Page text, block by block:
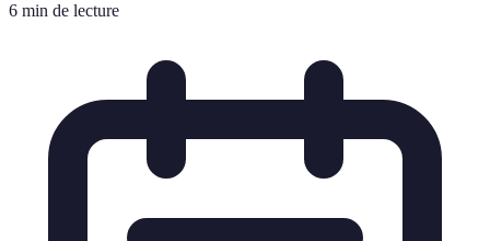
6 min de lecture